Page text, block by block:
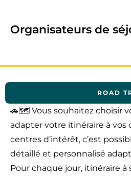
Organisateurs de
ROAD
🚗🗺️ Vous souhaitez choisir
adapter votre itinéraire à vos
centres d’intérêt, c’est
détaillé et personnalisé
Pour chaque jour, itinéraire à